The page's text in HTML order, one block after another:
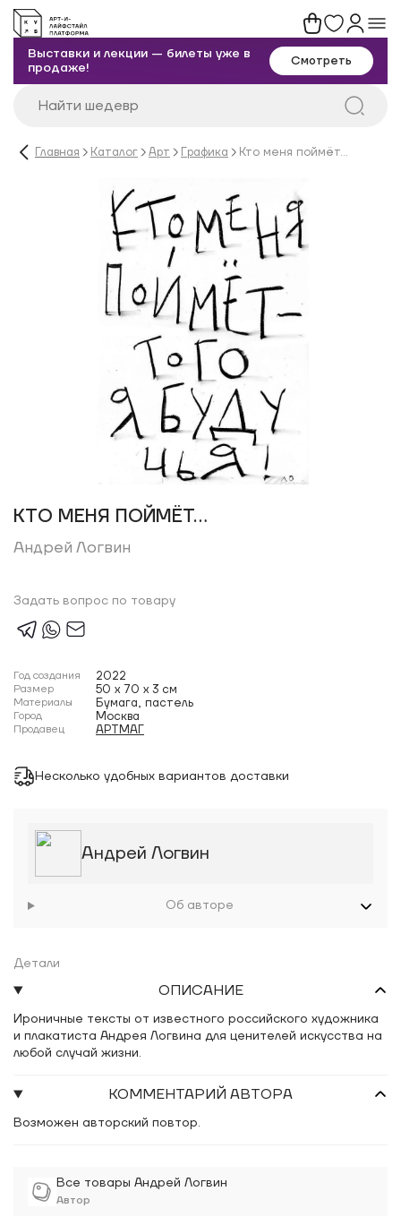
Выставки и лекции — билеты уже в
продаже!
Смотреть
Главная Каталог Арт Графика Кто меня поймёт…
КТО МЕНЯ ПОЙМЁТ…
Андрей Логвин
Задать вопрос по товару
Год создания 2022
Размер 50 x 70 x 3 см
Материалы Бумага, пастель
Город Москва
Продавец АРТМАГ
Несколько удобных вариантов доставки
Все товары Андрей Логвин
Автор
Андрей Логвин
Об авторе
Детали
ОПИСАНИЕ
Ироничные тексты от известного российского художника
и плакатиста Андрея Логвина для ценителей искусства на
любой случай жизни.
КОММЕНТАРИЙ АВТОРА
Возможен авторский повтор.